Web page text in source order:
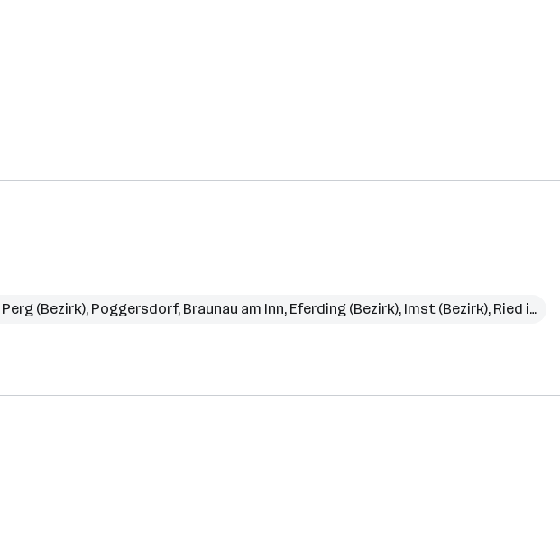
Perg (Bezirk), Poggersdorf, Braunau am Inn, Eferding (Bezirk), Imst (Bezirk), Ried im Innkreis